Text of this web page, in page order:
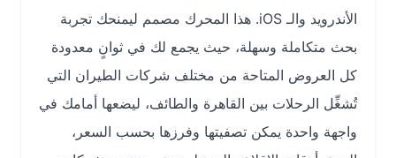
الأندرويد والـ iOS. هذا المحرك مصمم ليمنحك تجربة
بحث متكاملة وسهلة، حيث يجمع لك في ثوانٍ معدودة
كل العروض المتاحة من مختلف شركات الطيران التي
تُشغِّل الرحلات بين القاهرة والطائف، ليضعها أمامك في
واجهة واحدة يمكن تصفيتها وفرزها بحسب السعر،